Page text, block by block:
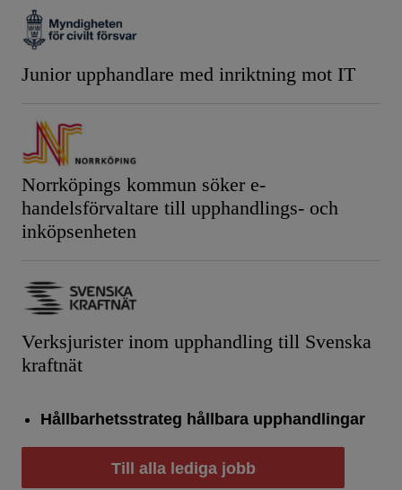
Junior upphandlare med inriktning mot IT
Norrköpings kommun söker e-
handelsförvaltare till upphandlings- och
inköpsenheten
Verksjurister inom upphandling till Svenska
kraftnät
Hållbarhetsstrateg hållbara upphandlingar
Till alla lediga jobb